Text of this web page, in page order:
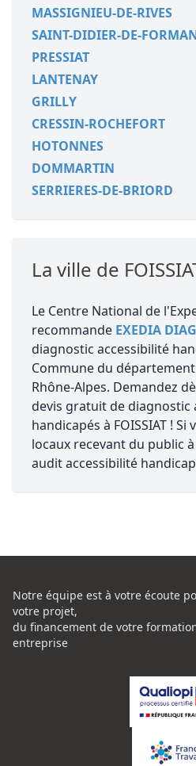
MASSIGNIEU-DE-RIVES
SAINT-DIDIER-DE-
PRESSIAT
LANTENAY
GRILLY
CRESSIN-ROCHEFORT
HOTONNES
DOMMARTIN
SERRIERES-DE-BRIORD
La ville de
Le Centre National de
recommande EXEDIA
diagnostic accessibilité
Commune du
Rhône-Alpes. Demandez
devis gratuit de diagnostic
handicapés à FOISSIAT ! Si
locaux recevant du public à
audit accessibilité
Notre équipe est à votre écoute
votre projet,
du financement de votre
entreprise